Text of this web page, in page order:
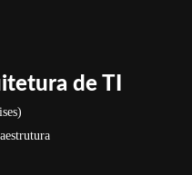
de TI